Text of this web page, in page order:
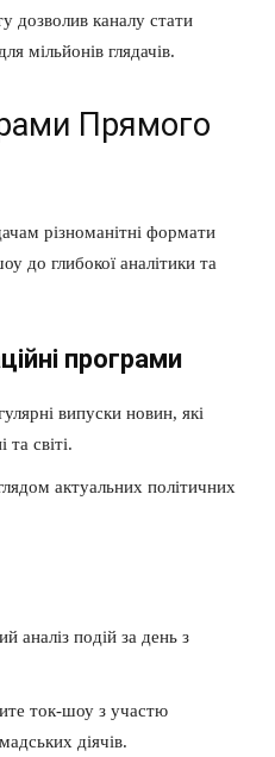
дозволив каналу стати
мільйонів глядачів.
Прямого
різноманітні формати
до глибокої аналітики та
програми
випуски новин, які
та світі.
актуальних політичних
аналіз подій за день з
ток-шоу з участю
діячів.